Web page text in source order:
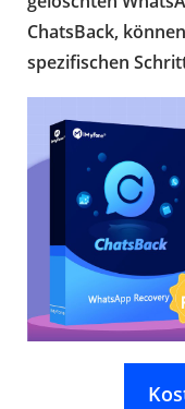
ChatsBack,
spezifischen